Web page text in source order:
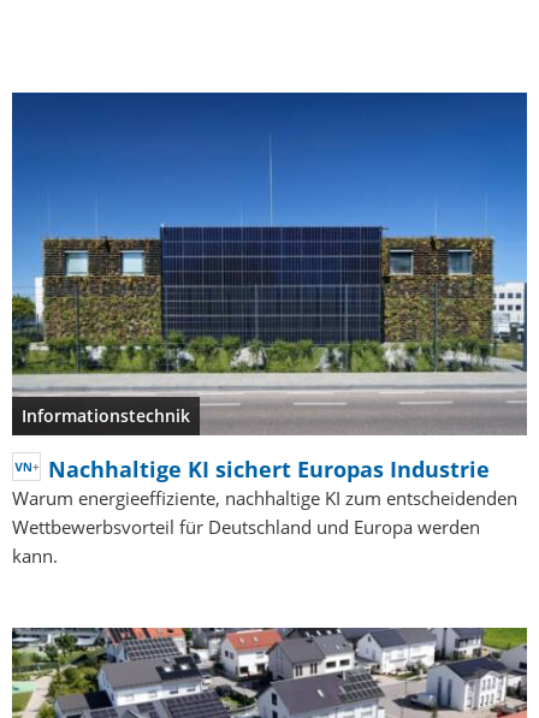
Informationstechnik
Nachhaltige KI sichert Europas Industrie
Warum energieeffiziente, nachhaltige KI zum entscheidenden
Wettbewerbsvorteil für Deutschland und Europa werden
kann.